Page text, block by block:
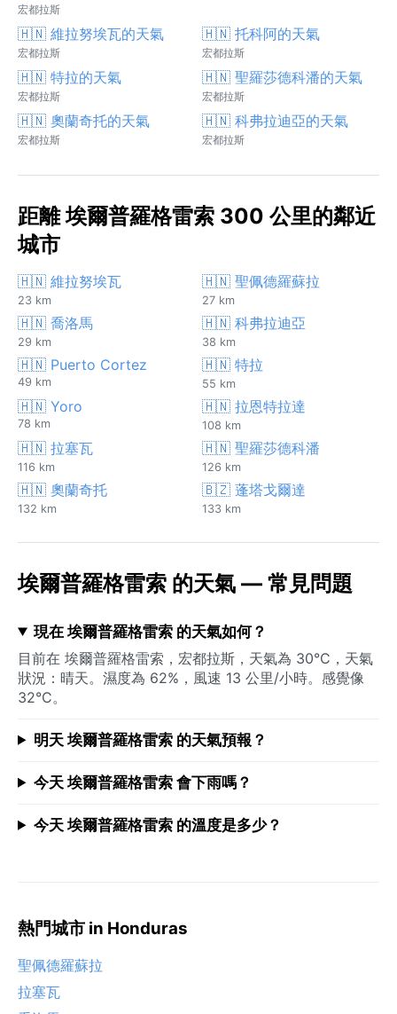
宏都拉斯
🇭🇳 維拉努埃瓦的天氣
宏都拉斯
🇭🇳 托科阿的天氣
宏都拉斯
🇭🇳 特拉的天氣
宏都拉斯
🇭🇳 聖羅莎德科潘的天氣
宏都拉斯
🇭🇳 奧蘭奇托的天氣
宏都拉斯
🇭🇳 科弗拉迪亞的天氣
宏都拉斯
距離 埃爾普羅格雷索 300 公里的鄰近
城市
🇭🇳 維拉努埃瓦
23 km
🇭🇳 聖佩德羅蘇拉
27 km
🇭🇳 喬洛馬
29 km
🇭🇳 科弗拉迪亞
38 km
🇭🇳 Puerto Cortez
49 km
🇭🇳 特拉
55 km
🇭🇳 Yoro
78 km
🇭🇳 拉恩特拉達
108 km
🇭🇳 拉塞瓦
116 km
🇭🇳 聖羅莎德科潘
126 km
🇭🇳 奧蘭奇托
132 km
🇧🇿 蓬塔戈爾達
133 km
埃爾普羅格雷索 的天氣 — 常見問題
現在 埃爾普羅格雷索 的天氣如何？
目前在 埃爾普羅格雷索，宏都拉斯，天氣為 30°C，天氣
狀況：晴天。濕度為 62%，風速 13 公里/小時。感覺像
32°C。
明天 埃爾普羅格雷索 的天氣預報？
今天 埃爾普羅格雷索 會下雨嗎？
今天 埃爾普羅格雷索 的溫度是多少？
熱門城市 in Honduras
聖佩德羅蘇拉
拉塞瓦